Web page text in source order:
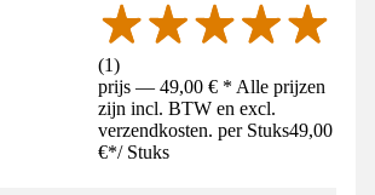
(1)
prijs — 49,00 € * Alle prijzen
zijn incl. BTW en excl.
verzendkosten. per Stuks49,00
€*/ Stuks